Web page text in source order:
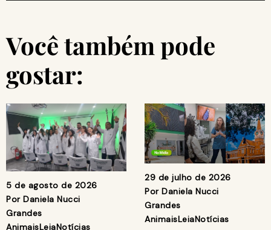
Você também pode
gostar:
5 de agosto de 2026
Por Daniela Nucci
Grandes
AnimaisLeiaNotícias
29 de julho de 2026
Por Daniela Nucci
Grandes
AnimaisLeiaNotícias